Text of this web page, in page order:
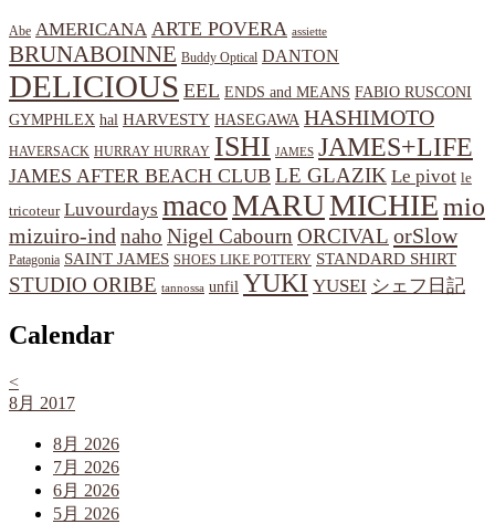
Abe AMERICANA ARTE POVERA assiette
BRUNABOINNE Buddy Optical DANTON
DELICIOUS EEL ENDS and MEANS FABIO RUSCONI
GYMPHLEX hal HARVESTY HASEGAWA HASHIMOTO
HAVERSACK HURRAY HURRAY ISHI JAMES JAMES+LIFE
JAMES AFTER BEACH CLUB LE GLAZIK Le pivot le
tricoteur Luvourdays macoMARUMICHIEmio
mizuiro-ind naho Nigel Cabourn ORCIVAL orSlow
Patagonia SAINT JAMES SHOES LIKE POTTERY STANDARD SHIRT
STUDIO ORIBE tannossa unfil YUKI YUSEI シェフ日記
Calendar
<
8月 2017
8月 2026
7月 2026
6月 2026
5月 2026